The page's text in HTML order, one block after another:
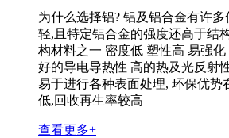
为什么选择铝? 铝及铝合金有许
轻,且特定铝合金的强度还高于结
构材料之一 密度低 塑性高 易强
好的导电导热性 高的热及光反射
易于进行各种表面处理, 环保优势
低,回收再生率较高
查看更多+